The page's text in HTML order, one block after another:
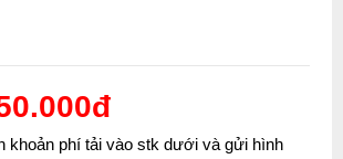
khoản phí tải vào stk dưới và gửi hình